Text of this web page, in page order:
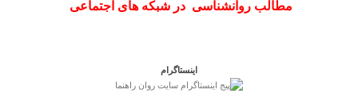
مطالب روانشناسی در شبکه های اجتماعی
اینستاگرام